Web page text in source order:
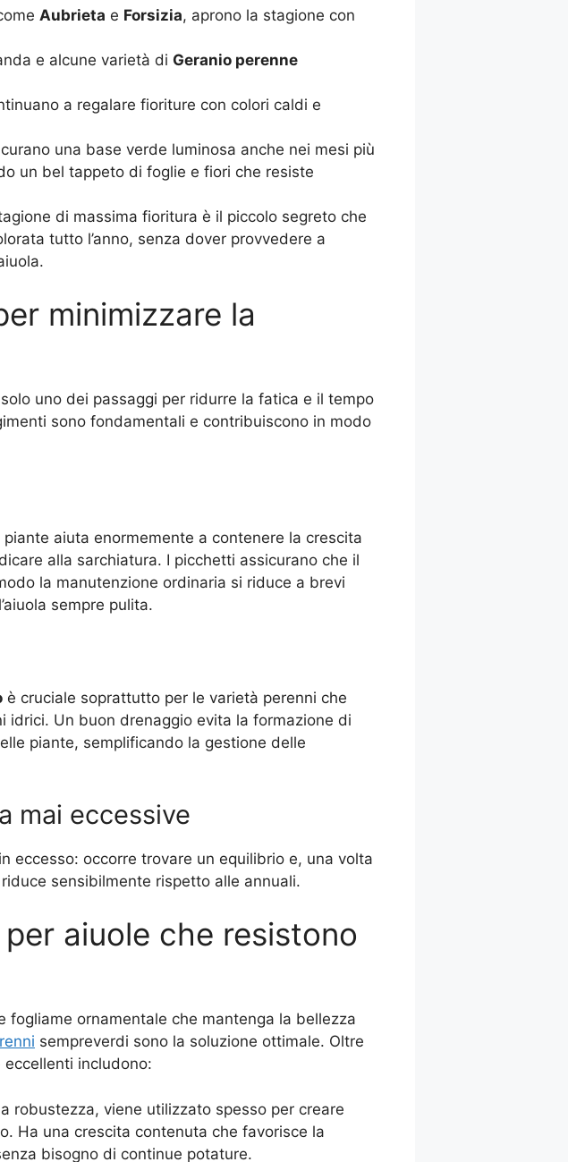
Aubrieta e Forsizia, aprono la stagione con
e alcune varietà di Geranio perenne
a regalare fioriture con colori caldi e
una base verde luminosa anche nei mesi più
un bel tappeto di foglie e fiori che resiste
di massima fioritura è il piccolo segreto che
tutto l’anno, senza dover provvedere a
minimizzare la
uno dei passaggi per ridurre la fatica e il tempo
sono fondamentali e contribuiscono in modo
piante aiuta enormemente a contenere la crescita
alla sarchiatura. I picchetti assicurano che il
la manutenzione ordinaria si riduce a brevi
sempre pulita.
è cruciale soprattutto per le varietà perenni che
idrici. Un buon drenaggio evita la formazione di
piante, semplificando la gestione delle
mai eccessive
eccesso: occorre trovare un equilibrio e, una volta
sensibilmente rispetto alle annuali.
aiuole che resistono
fogliame ornamentale che mantenga la bellezza
sempreverdi sono la soluzione ottimale. Oltre
includono:
robustezza, viene utilizzato spesso per creare
Ha una crescita contenuta che favorisce la
bisogno di continue potature.